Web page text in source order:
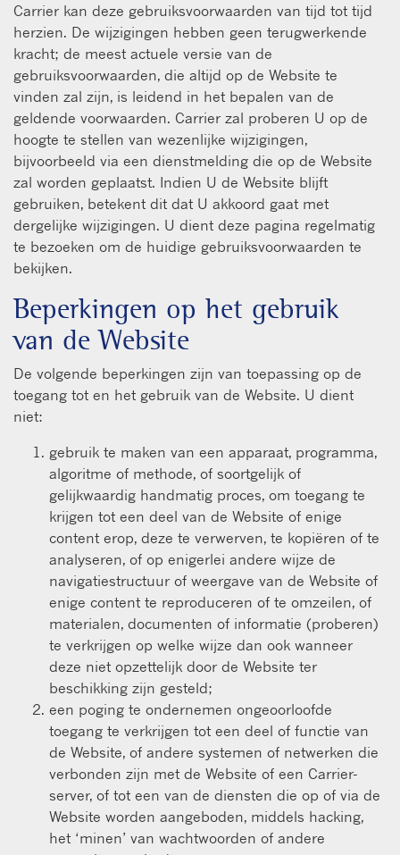
Carrier kan deze gebruiksvoorwaarden van tijd tot tijd
herzien. De wijzigingen hebben geen terugwerkende
kracht; de meest actuele versie van de
gebruiksvoorwaarden, die altijd op de Website te
vinden zal zijn, is leidend in het bepalen van de
geldende voorwaarden. Carrier zal proberen U op de
hoogte te stellen van wezenlijke wijzigingen,
bijvoorbeeld via een dienstmelding die op de Website
zal worden geplaatst. Indien U de Website blijft
gebruiken, betekent dit dat U akkoord gaat met
dergelijke wijzigingen. U dient deze pagina regelmatig
te bezoeken om de huidige gebruiksvoorwaarden te
bekijken.
Beperkingen op het gebruik
van de Website
De volgende beperkingen zijn van toepassing op de
toegang tot en het gebruik van de Website. U dient
niet:
gebruik te maken van een apparaat, programma,
algoritme of methode, of soortgelijk of
gelijkwaardig handmatig proces, om toegang te
krijgen tot een deel van de Website of enige
content erop, deze te verwerven, te kopiëren of te
analyseren, of op enigerlei andere wijze de
navigatiestructuur of weergave van de Website of
enige content te reproduceren of te omzeilen, of
materialen, documenten of informatie (proberen)
te verkrijgen op welke wijze dan ook wanneer
deze niet opzettelijk door de Website ter
beschikking zijn gesteld;
een poging te ondernemen ongeoorloofde
toegang te verkrijgen tot een deel of functie van
de Website, of andere systemen of netwerken die
verbonden zijn met de Website of een Carrier-
server, of tot een van de diensten die op of via de
Website worden aangeboden, middels hacking,
het ‘minen’ van wachtwoorden of andere